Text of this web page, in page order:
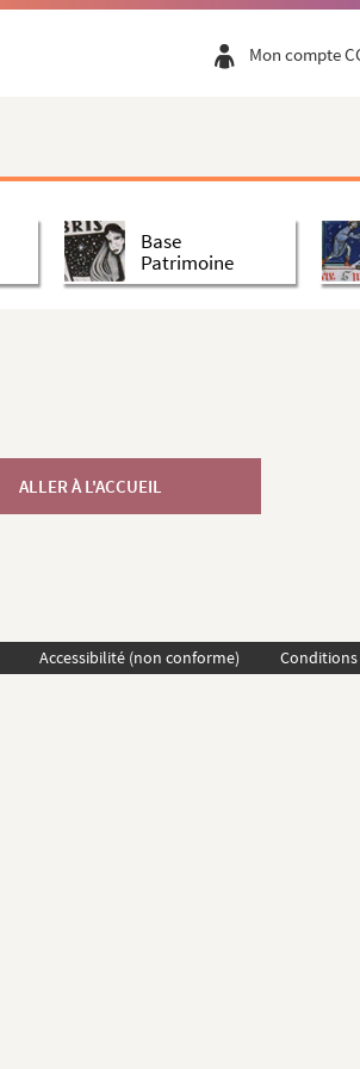
Mon compte
Base
Patrimoine
ALLER À L'ACCUEIL
Accessibilité (non conforme)